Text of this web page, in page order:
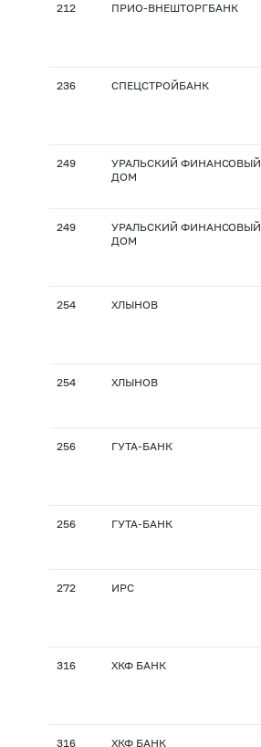
212 ПРИО-ВНЕШТОРГБАНК
236 СПЕЦСТРОЙБАНК
249
УРАЛЬСКИЙ ФИНАНСОВЫЙ
ДОМ
249
УРАЛЬСКИЙ ФИНАНСОВЫЙ
ДОМ
254 ХЛЫНОВ
254 ХЛЫНОВ
256 ГУТА-БАНК
256 ГУТА-БАНК
272 ИРС
316 ХКФ БАНК
316 ХКФ БАНК